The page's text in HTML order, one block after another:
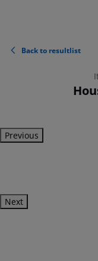
Back to resultlist
Previous
Next